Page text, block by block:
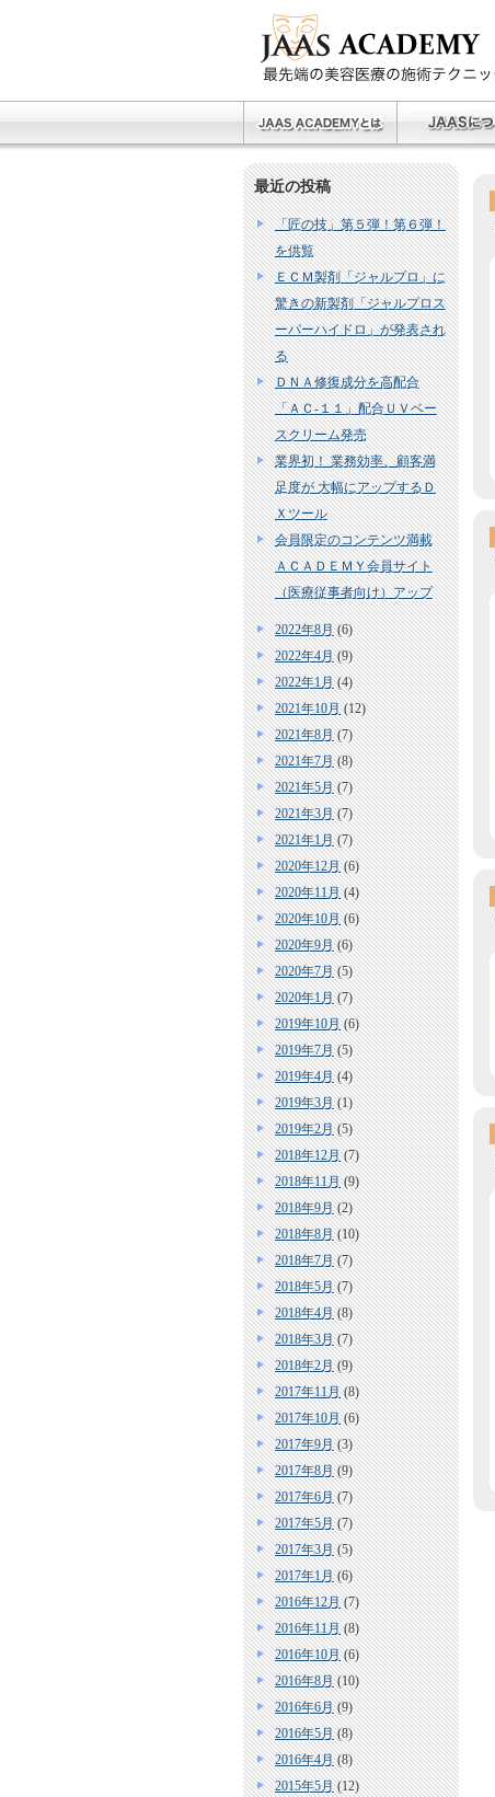
最近の投稿
「匠の技」第５弾！第６弾！
を供覧
ＥＣＭ製剤「ジャルプロ」に
驚きの新製剤「ジャルプロス
ーパーハイドロ」が発表され
る
ＤＮＡ修復成分を高配合
「ＡＣ‐１１」配合ＵＶベー
スクリーム発売
業界初！ 業務効率、顧客満
足度が 大幅にアップするＤ
Ｘツール
会員限定のコンテンツ満載
ＡＣＡＤＥＭＹ会員サイト
（医療従事者向け）アップ
2022年8月(6)
2022年4月(9)
2022年1月(4)
2021年10月(12)
2021年8月(7)
2021年7月(8)
2021年5月(7)
2021年3月(7)
2021年1月(7)
2020年12月(6)
2020年11月(4)
2020年10月(6)
2020年9月(6)
2020年7月(5)
2020年1月(7)
2019年10月(6)
2019年7月(5)
2019年4月(4)
2019年3月(1)
2019年2月(5)
2018年12月(7)
2018年11月(9)
2018年9月(2)
2018年8月(10)
2018年7月(7)
2018年5月(7)
2018年4月(8)
2018年3月(7)
2018年2月(9)
2017年11月(8)
2017年10月(6)
2017年9月(3)
2017年8月(9)
2017年6月(7)
2017年5月(7)
2017年3月(5)
2017年1月(6)
2016年12月(7)
2016年11月(8)
2016年10月(6)
2016年8月(10)
2016年6月(9)
2016年5月(8)
2016年4月(8)
2015年5月(12)